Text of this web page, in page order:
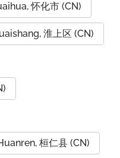
怀化市 (CN)
淮上区 (CN)
桓仁县 (CN)